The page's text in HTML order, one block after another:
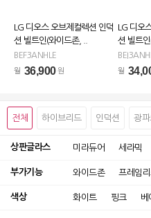
LG 디오스 오브제컬렉션 인덕
션 빌트인(와이드존, ..
BEF3ANHLE
월 36,900 원
LG 디오
션 빌트인
월
전체 하이브리드 인덕션 광
상판글라스 미라듀어 세라믹
부가기능 와이드존 프레임
색상 화이트 핑크 베